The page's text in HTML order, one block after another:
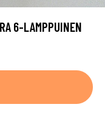
6-LAMPPUINEN